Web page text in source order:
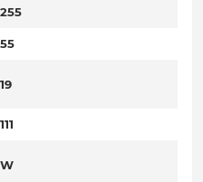
255
55
19
111
W